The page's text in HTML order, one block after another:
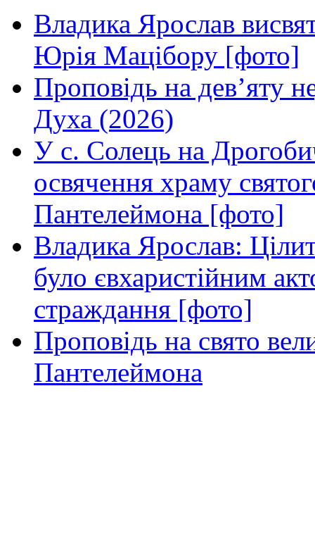
Владика Ярослав
Юрія Мацібору [фото]
Проповідь на дев’яту
Духа (2026)
У с. Солець на
освячення храму
Пантелеймона [фото]
Владика Ярослав:
було євхаристійним
страждання [фото]
Проповідь на свято
Пантелеймона